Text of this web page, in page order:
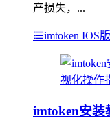
产损失，...
imtoken IOS版
imtoken安装